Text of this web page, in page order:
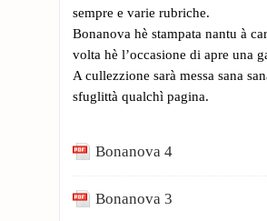
sempre e varie rubriche.
Bonanova hè stampata nantu à
volta hè l’occasione di apre una
A cullezzione sarà messa sana
sfuglittà qualchì pagina.
Bonanova 4
Bonanova 3